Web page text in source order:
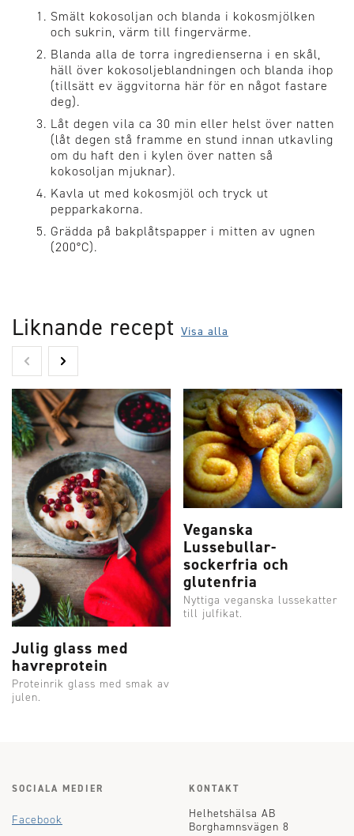
Smält kokosoljan och blanda i kokosmjölken
och sukrin, värm till fingervärme.
Blanda alla de torra ingredienserna i en skål,
häll över kokosoljeblandningen och blanda ihop
(tillsätt ev äggvitorna här för en något fastare
deg).
Låt degen vila ca 30 min eller helst över natten
(låt degen stå framme en stund innan utkavling
om du haft den i kylen över natten så
kokosoljan mjuknar).
Kavla ut med kokosmjöl och tryck ut
pepparkakorna.
Grädda på bakplåtspapper i mitten av ugnen
(200°C).
Liknande recept Visa alla
Julig glass med
havreprotein
Proteinrik glass med smak av
julen.
Veganska
Lussebullar-
sockerfria och
glutenfria
Nyttiga veganska lussekatter
till julfikat.
SOCIALA MEDIER
Facebook
KONTAKT
Helhetshälsa AB
Borghamnsvägen 8